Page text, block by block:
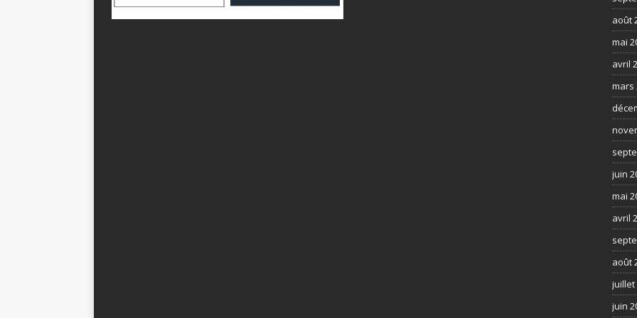
août
mai
avril
mars
juin
mai
avril
août
juillet
juin